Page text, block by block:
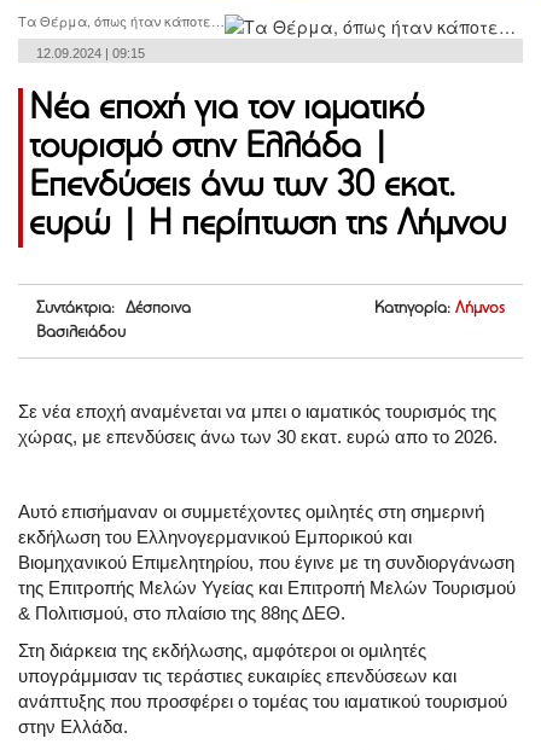
Τα Θέρμα, όπως ήταν κάποτε…
12.09.2024 | 09:15
Νέα εποχή για τον ιαματικό
τουρισμό στην Ελλάδα |
Επενδύσεις άνω των 30 εκατ.
ευρώ | Η περίπτωση της Λήμνου
Συντάκτρια: Δέσποινα
Βασιλειάδου
Κατηγορία: Λήμνος
Σε νέα εποχή αναμένεται να μπει ο ιαματικός τουρισμός της
χώρας, με επενδύσεις άνω των 30 εκατ. ευρώ απο το 2026.
Αυτό επισήμαναν οι συμμετέχοντες ομιλητές στη σημερινή
εκδήλωση του Ελληνογερμανικού Εμπορικού και
Βιομηχανικού Επιμελητηρίου, που έγινε με τη συνδιοργάνωση
της Eπιτροπής Μελών Υγείας και Επιτροπή Μελών Τουρισμού
& Πολιτισμού, στο πλαίσιο της 88ης ΔΕΘ.
Στη διάρκεια της εκδήλωσης, αμφότεροι οι ομιλητές
υπογράμμισαν τις τεράστιες ευκαιρίες επενδύσεων και
ανάπτυξης που προσφέρει ο τομέας του ιαματικού τουρισμού
στην Ελλάδα.